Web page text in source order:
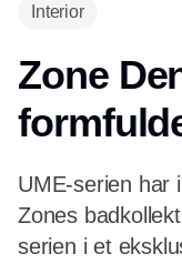
Interior
Zone
UME-serien har
Zones
serien i et